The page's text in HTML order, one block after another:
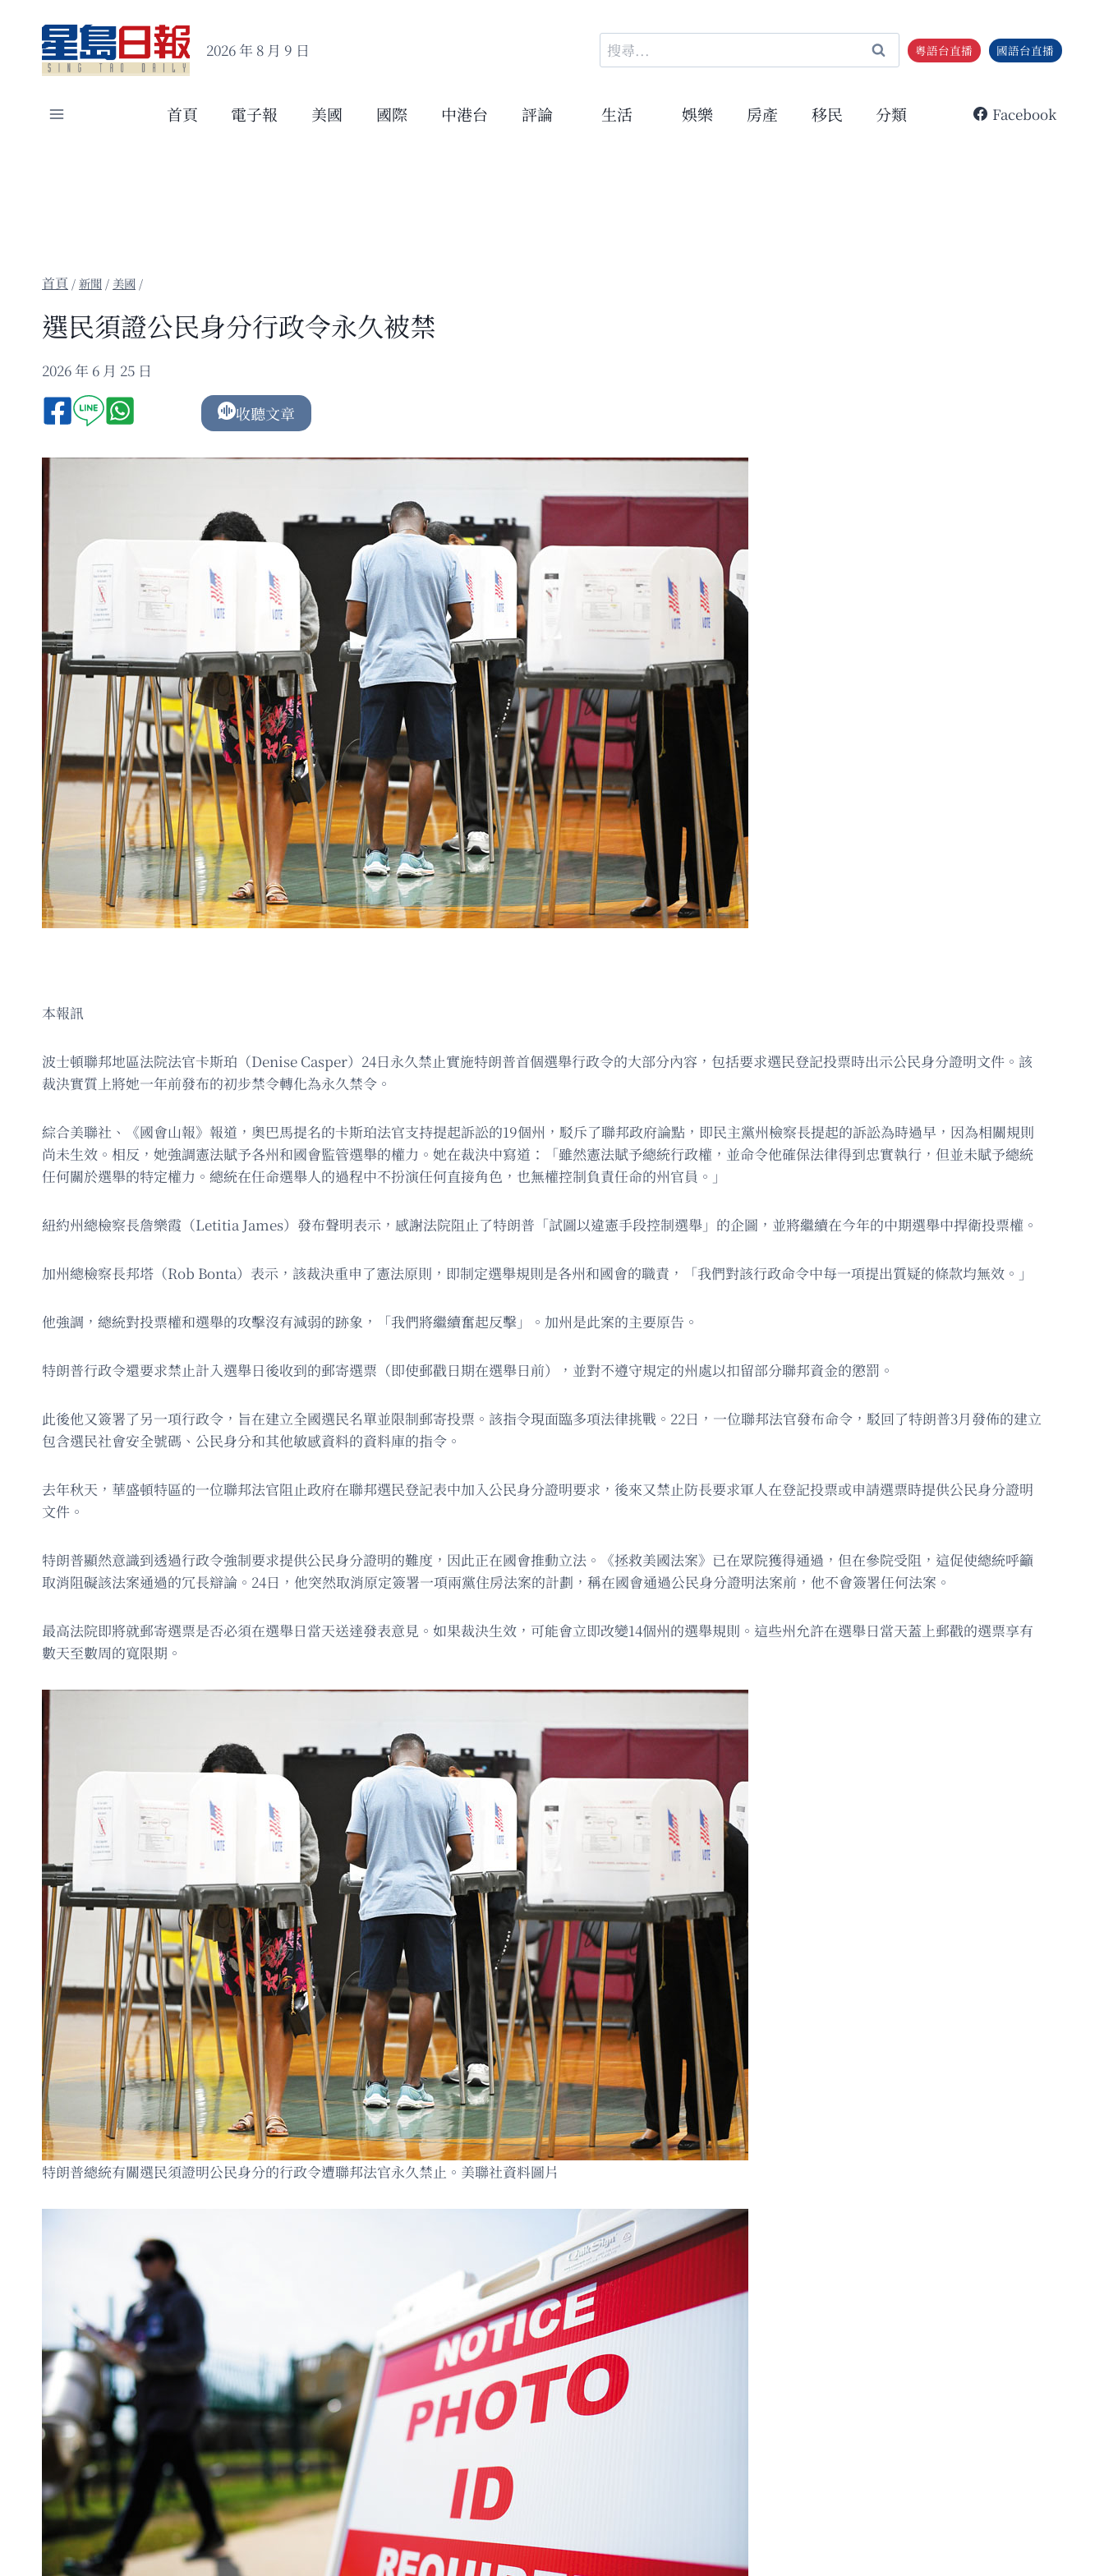
content
2026 年 8 月 9 日
搜
尋
鍵
粵語台直播 國語台直播
首頁 電子報 美國 國際 中港台 評論 生活 娛樂 房產 移民 分類 Facebook
/新聞 / 美國 /
選民須證公民身分行政令永久被禁
2026 年 6 月 25 日
收聽文章
本報訊
波士頓聯邦地區法院法官卡斯珀（Denise Casper）24日永久禁止實施特朗普首個選舉行政令的大部分內容，包括要求選民登記投票時出示公民身分證明文件。該
裁決實質上將她一年前發布的初步禁令轉化為永久禁令。
綜合美聯社、《國會山報》報道，奧巴馬提名的卡斯珀法官支持提起訴訟的19個州，駁斥了聯邦政府論點，即民主黨州檢察長提起的訴訟為時過早，因為相關規則
尚未生效。相反，她強調憲法賦予各州和國會監管選舉的權力。她在裁決中寫道：「雖然憲法賦予總統行政權，並命令他確保法律得到忠實執行，但並未賦予總統
任何關於選舉的特定權力。總統在任命選舉人的過程中不扮演任何直接角色，也無權控制負責任命的州官員。」
紐約州總檢察長詹樂霞（Letitia James）發布聲明表示，感謝法院阻止了特朗普「試圖以違憲手段控制選舉」的企圖，並將繼續在今年的中期選舉中捍衛投票權。
加州總檢察長邦塔（Rob Bonta）表示，該裁決重申了憲法原則，即制定選舉規則是各州和國會的職責，「我們對該行政命令中每一項提出質疑的條款均無效。」
他強調，總統對投票權和選舉的攻擊沒有減弱的跡象，「我們將繼續奮起反擊」。加州是此案的主要原告。
特朗普行政令還要求禁止計入選舉日後收到的郵寄選票（即使郵戳日期在選舉日前），並對不遵守規定的州處以扣留部分聯邦資金的懲罰。
此後他又簽署了另一項行政令，旨在建立全國選民名單並限制郵寄投票。該指令現面臨多項法律挑戰。22日，一位聯邦法官發布命令，駁回了特朗普3月發佈的建立
包含選民社會安全號碼、公民身分和其他敏感資料的資料庫的指令。
去年秋天，華盛頓特區的一位聯邦法官阻止政府在聯邦選民登記表中加入公民身分證明要求，後來又禁止防長要求軍人在登記投票或申請選票時提供公民身分證明
文件。
特朗普顯然意識到透過行政令強制要求提供公民身分證明的難度，因此正在國會推動立法。《拯救美國法案》已在眾院獲得通過，但在參院受阻，這促使總統呼籲
取消阻礙該法案通過的冗長辯論。24日，他突然取消原定簽署一項兩黨住房法案的計劃，稱在國會通過公民身分證明法案前，他不會簽署任何法案。
最高法院即將就郵寄選票是否必須在選舉日當天送達發表意見。如果裁決生效，可能會立即改變14個州的選舉規則。這些州允許在選舉日當天蓋上郵戳的選票享有
數天至數周的寬限期。
特朗普總統有關選民須證明公民身分的行政令遭聯邦法官永久禁止。美聯社資料圖片